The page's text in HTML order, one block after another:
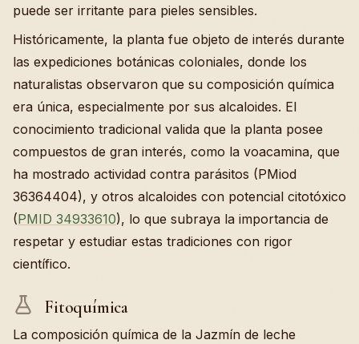
puede ser irritante para pieles sensibles.
Históricamente, la planta fue objeto de interés durante
las expediciones botánicas coloniales, donde los
naturalistas observaron que su composición química
era única, especialmente por sus alcaloides. El
conocimiento tradicional valida que la planta posee
compuestos de gran interés, como la voacamina, que
ha mostrado actividad contra parásitos (PMiod
36364404), y otros alcaloides con potencial citotóxico
(PMID 34933610), lo que subraya la importancia de
respetar y estudiar estas tradiciones con rigor
científico.
Fitoquímica
La composición química de la Jazmín de leche